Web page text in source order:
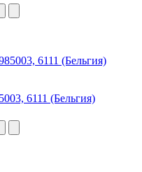
6111 (Бельгия)